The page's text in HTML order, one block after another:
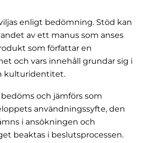
enligt bedömning. Stöd kan
av ett manus som anses
som författar en
och vars innehåll grundar sig i
kulturidentitet.
och jämförs som
användningssyfte, den
i ansökningen och
beaktas i beslutsprocessen.